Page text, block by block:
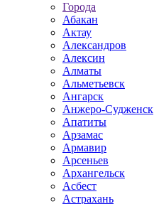
Города
Абакан
Актау
Александров
Алексин
Алматы
Альметьевск
Ангарск
Анжеро-Судженск
Апатиты
Арзамас
Армавир
Арсеньев
Архангельск
Асбест
Астрахань